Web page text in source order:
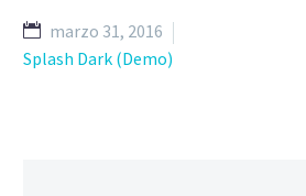
marzo 31, 2016
Splash Dark (Demo)